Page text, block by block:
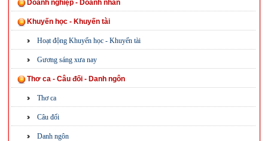
Doanh nghiệp - Doanh nhân
Khuyến học - Khuyến tài
Hoạt động Khuyến học - Khuyến tài
Gương sáng xưa nay
Thơ ca - Câu đối - Danh ngôn
Thơ ca
Câu đối
Danh ngôn